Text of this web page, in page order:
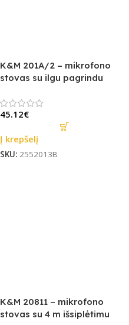
K&M 201A/2 – mikrofono
stovas su ilgu pagrindu
45.12€
Į krepšelį
SKU: 2552013B
K&M 20811 – mikrofono
stovas su 4 m išsiplėtimu